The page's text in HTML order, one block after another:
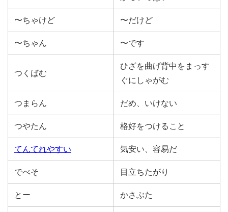
〜ちゃけど 〜だけど
〜ちゃん 〜です
つくばむ
ひざを曲げ背中をまっす
ぐにしゃがむ
つまらん だめ、いけない
つやたん 格好をつけること
てんてれやすい 気安い、容易だ
でべそ 目立ちたがり
とー かさぶた